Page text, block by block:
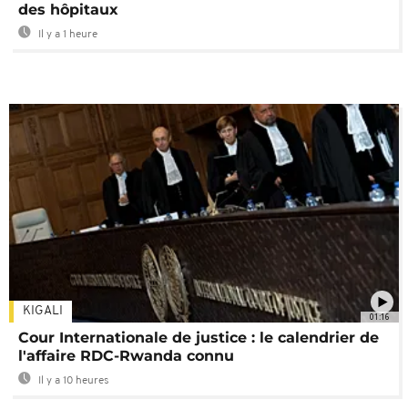
des hôpitaux
Il y a 1 heure
01:16
KIGALI
Cour Internationale de justice : le calendrier de
l'affaire RDC-Rwanda connu
Il y a 10 heures